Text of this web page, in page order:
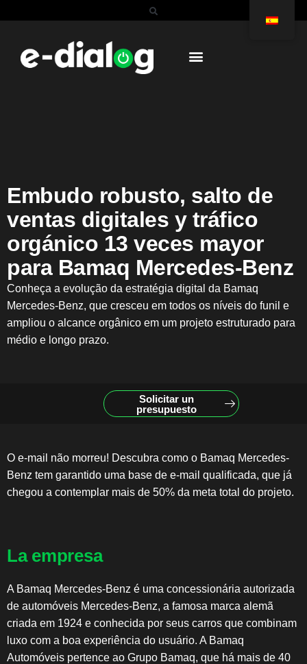
Embudo robusto, salto de
ventas digitales y tráfico
orgánico 13 veces mayor
para Bamaq Mercedes-Benz
Conheça a evolução da estratégia digital da Bamaq
Mercedes-Benz, que cresceu em todos os níveis do funil e
ampliou o alcance orgânico em um projeto estruturado para
médio e longo prazo.
Solicitar un
presupuesto
O e-mail não morreu! Descubra como o Bamaq Mercedes-
Benz tem garantido uma base de e-mail qualificada, que já
chegou a contemplar mais de 50% da meta total do projeto.
La empresa
A Bamaq Mercedes-Benz é uma concessionária autorizada
de automóveis Mercedes-Benz, a famosa marca alemã
criada em 1924 e conhecida por seus carros que combinam
luxo com a boa experiência do usuário. A Bamaq
Automóveis pertence ao Grupo Bamaq, que há mais de 40